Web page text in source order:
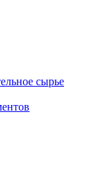
сырье